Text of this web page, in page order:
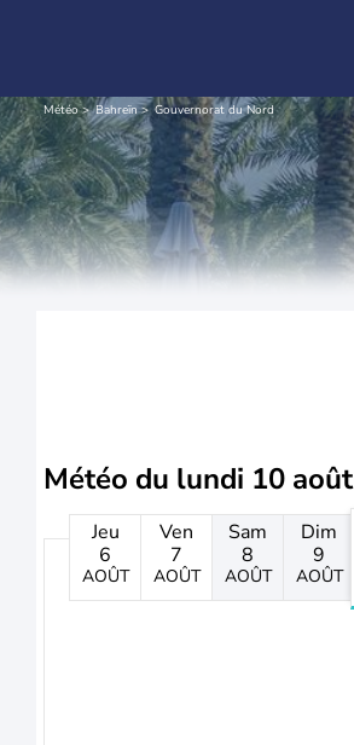
Météo Bahreïn Gouvernorat du Nord
Météo du lundi 10 août
Jeu
6
AOÛT
Ven
7
AOÛT
Sam
8
AOÛT
Dim
9
AOÛT